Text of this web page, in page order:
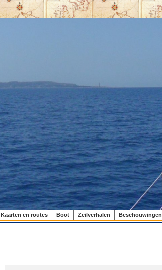
Kaarten en routes Boot Zeilverhalen Beschouwingen